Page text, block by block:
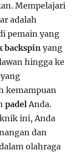
Mempelajari
adalah
pemain yang
backspinyang
hingga ke
yang
kemampuan
padelAnda.
ini, Anda
dan
olahraga